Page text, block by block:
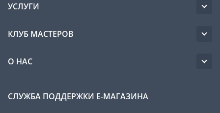
УСЛУГИ
КЛУБ МАСТЕРОВ
О НАС
СЛУЖБА ПОДДЕРЖКИ Е-МАГАЗИНА